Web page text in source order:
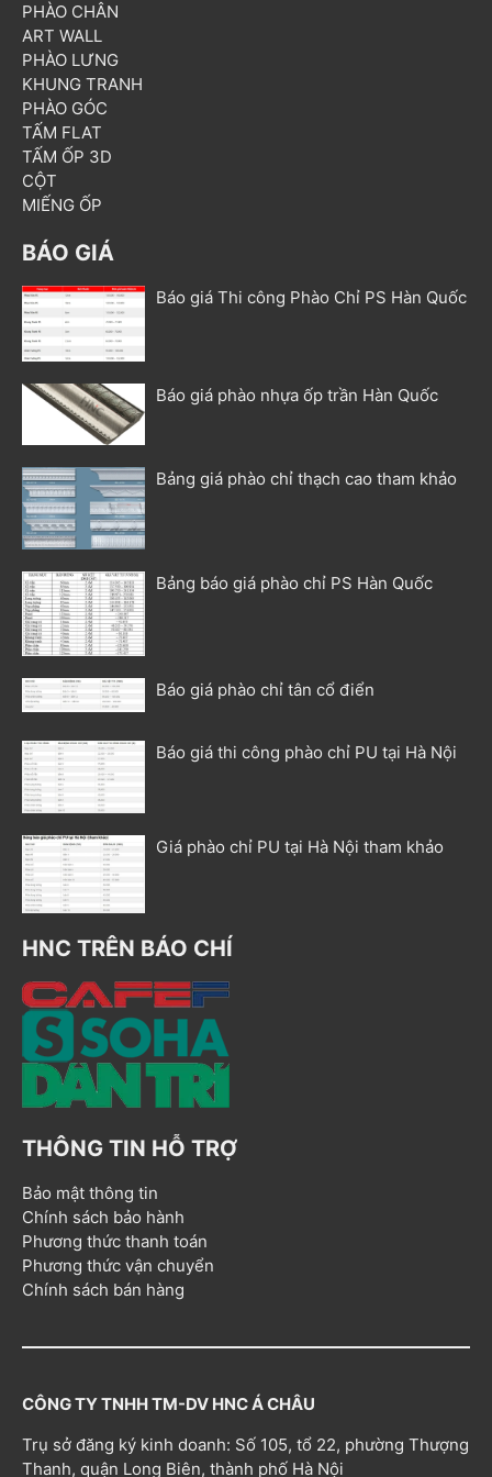
PHÀO CHÂN
ART WALL
PHÀO LƯNG
KHUNG TRANH
PHÀO GÓC
TẤM FLAT
TẤM ỐP 3D
CỘT
MIẾNG ỐP
BÁO GIÁ
Báo giá Thi công Phào Chỉ PS Hàn Quốc
Báo giá phào nhựa ốp trần Hàn Quốc
Bảng giá phào chỉ thạch cao tham khảo
Bảng báo giá phào chỉ PS Hàn Quốc
Báo giá phào chỉ tân cổ điển
Báo giá thi công phào chỉ PU tại Hà Nội
Giá phào chỉ PU tại Hà Nội tham khảo
HNC TRÊN BÁO CHÍ
THÔNG TIN HỖ TRỢ
Bảo mật thông tin
Chính sách bảo hành
Phương thức thanh toán
Phương thức vận chuyển
Chính sách bán hàng
CÔNG TY TNHH TM-DV HNC Á CHÂU
Trụ sở đăng ký kinh doanh: Số 105, tổ 22, phường Thượng
Thanh, quận Long Biên, thành phố Hà Nội